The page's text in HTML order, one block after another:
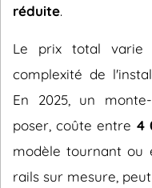
réduite.
Le prix total varie
complexité de
En 2025, un
poser, coûte entre 4
modèle tournant ou
rails sur mesure,